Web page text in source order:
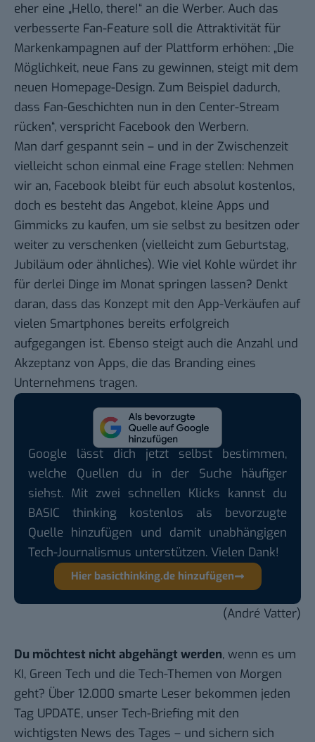
eher eine „Hello, there!“ an die Werber. Auch das
verbesserte Fan-Feature soll die Attraktivität für
Markenkampagnen auf der Plattform erhöhen: „Die
Möglichkeit, neue Fans zu gewinnen, steigt mit dem
neuen Homepage-Design. Zum Beispiel dadurch,
dass Fan-Geschichten nun in den Center-Stream
rücken“, verspricht Facebook den Werbern.
Man darf gespannt sein – und in der Zwischenzeit
vielleicht schon einmal eine Frage stellen: Nehmen
wir an, Facebook bleibt für euch absolut kostenlos,
doch es besteht das Angebot, kleine Apps und
Gimmicks zu kaufen, um sie selbst zu besitzen oder
weiter zu verschenken (vielleicht zum Geburtstag,
Jubiläum oder ähnliches). Wie viel Kohle würdet ihr
für derlei Dinge im Monat springen lassen? Denkt
daran, dass das Konzept mit den App-Verkäufen auf
vielen Smartphones bereits erfolgreich
aufgegangen ist. Ebenso steigt auch die Anzahl und
Akzeptanz von Apps, die das Branding eines
Unternehmens tragen.
Google lässt dich jetzt selbst bestimmen,
welche Quellen du in der Suche häufiger
siehst. Mit zwei schnellen Klicks kannst du
BASIC thinking kostenlos als bevorzugte
Quelle hinzufügen und damit unabhängigen
Tech-Journalismus unterstützen. Vielen Dank!
Hier basicthinking.de hinzufügen
(André Vatter)
Du möchtest nicht abgehängt werden, wenn es um
KI, Green Tech und die Tech-Themen von Morgen
geht? Über 12.000 smarte Leser bekommen jeden
Tag UPDATE, unser Tech-Briefing mit den
wichtigsten News des Tages – und sichern sich